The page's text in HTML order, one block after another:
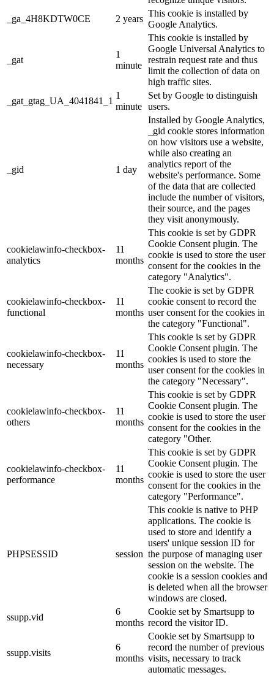
_ga_4H8KDTW0CE
2 years
This cookie is installed by
Google Analytics.
_gat
1
minute
This cookie is installed by
Google Universal Analytics to
restrain request rate and thus
limit the collection of data on
high traffic sites.
_gat_gtag_UA_4041841_1
1
minute
Set by Google to distinguish
users.
_gid 1 day
Installed by Google Analytics,
_gid cookie stores information
on how visitors use a website,
while also creating an
analytics report of the
website's performance. Some
of the data that are collected
include the number of visitors,
their source, and the pages
they visit anonymously.
cookielawinfo-checkbox-
analytics
11
months
This cookie is set by GDPR
Cookie Consent plugin. The
cookie is used to store the user
consent for the cookies in the
category "Analytics".
cookielawinfo-checkbox-
functional
11
months
The cookie is set by GDPR
cookie consent to record the
user consent for the cookies in
the category "Functional".
cookielawinfo-checkbox-
necessary
11
months
This cookie is set by GDPR
Cookie Consent plugin. The
cookies is used to store the
user consent for the cookies in
the category "Necessary".
cookielawinfo-checkbox-
others
11
months
This cookie is set by GDPR
Cookie Consent plugin. The
cookie is used to store the user
consent for the cookies in the
category "Other.
cookielawinfo-checkbox-
performance
11
months
This cookie is set by GDPR
Cookie Consent plugin. The
cookie is used to store the user
consent for the cookies in the
category "Performance".
PHPSESSID session
This cookie is native to PHP
applications. The cookie is
used to store and identify a
users' unique session ID for
the purpose of managing user
session on the website. The
cookie is a session cookies and
is deleted when all the browser
windows are closed.
ssupp.vid
6
months
Cookie set by Smartsupp to
record the visitor ID.
ssupp.visits
6
months
Cookie set by Smartsupp to
record the number of previous
visits, necessary to track
automatic messages.